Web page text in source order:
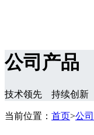
公司产品
技术领先 持续创新
当前位置： 首页>公